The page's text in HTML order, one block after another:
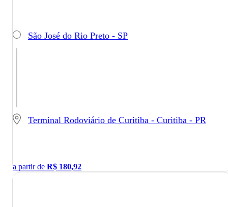
São José do Rio Preto - SP
Terminal Rodoviário de Curitiba - Curitiba - PR
a partir de R$ 180,92